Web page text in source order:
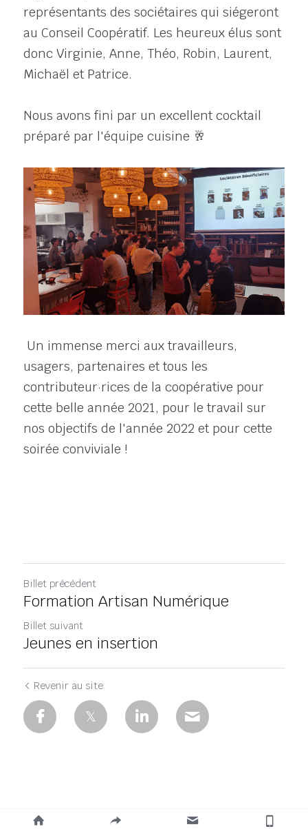
représentants des sociétaires qui siégeront
au Conseil Coopératif. Les heureux élus sont
donc Virginie, Anne, Théo, Robin, Laurent,
Michaël et Patrice.
Nous avons fini par un excellent cocktail
préparé par l'équipe cuisine 🥂
usagers, partenaires et tous les
contributeur·rices de la coopérative pour
cette belle année 2021, pour le travail sur
nos objectifs de l'année 2022 et pour cette
soirée conviviale !
Billet précédent
Formation Artisan Numérique
Billet suivant
Jeunes en insertion
Revenir au site